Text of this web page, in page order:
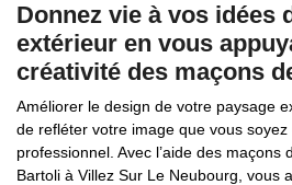
Donnez vie à vos idées
extérieur en vous
créativité des maçons
Améliorer le design de votre paysage
de refléter votre image que vous
professionnel. Avec l’aide des maçons
Bartoli à Villez Sur Le Neubourg, vous